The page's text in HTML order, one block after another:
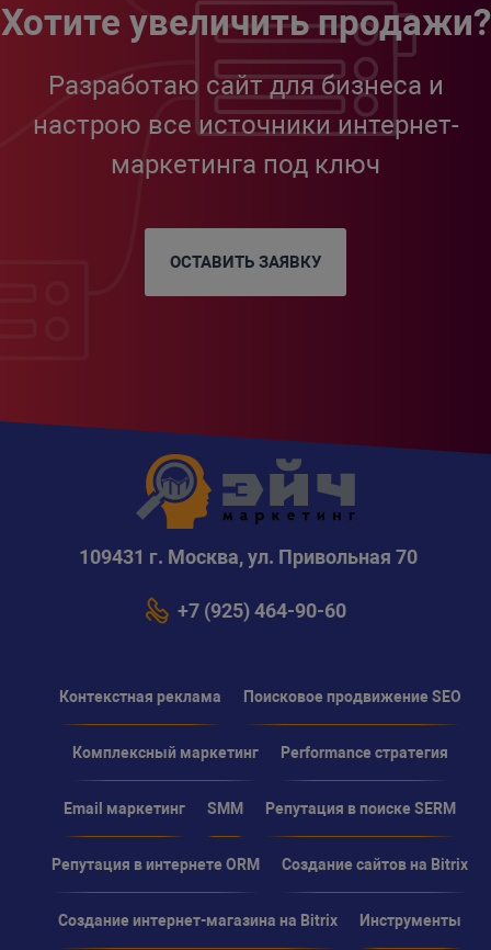
Хотите увеличить продажи?
Разработаю сайт для бизнеса и
настрою все источники интернет-
маркетинга под ключ
ОСТАВИТЬ ЗАЯВКУ
109431 г. Москва, ул. Привольная 70
+7 (925) 464-90-60
Контекстная реклама Поисковое продвижение SEO
Комплексный маркетинг Performance стратегия
Email маркетинг SMM Репутация в поиске SERM
Репутация в интернете ORM Создание сайтов на Bitrix
Создание интернет-магазина на Bitrix Инструменты